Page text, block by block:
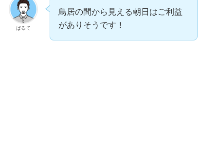
ぱるて
鳥居の間から見える朝日はご利益
がありそうです！